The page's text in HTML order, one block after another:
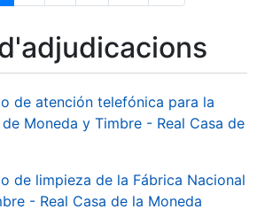
de atención telefónica para la
Moneda y Timbre - Real Casa de
de limpieza de la Fábrica Nacional
- Real Casa de la Moneda